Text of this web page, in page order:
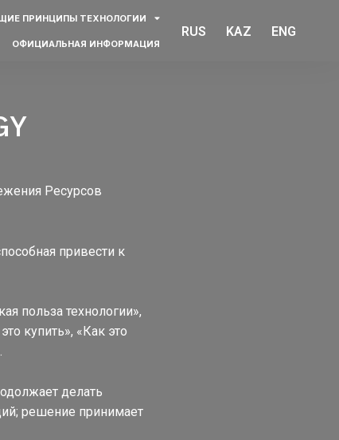
ПРИНЦИПЫ ТЕХНОЛОГИИ
ОФИЦИАЛЬНАЯ ИНФОРМАЦИЯ
RUS KAZ ENG
Ресурсов
привести к
польза технологии»,
купить», «Как это
делать
решение принимает